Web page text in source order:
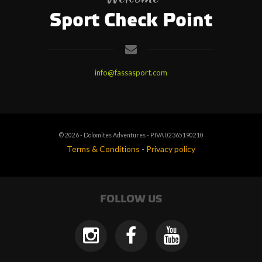
Sport Check Point
info@fassasport.com
© 2026 - Dolomites Adventures - P.IVA 02365190210
Terms & Conditions - Privacy policy
FOLLOW US